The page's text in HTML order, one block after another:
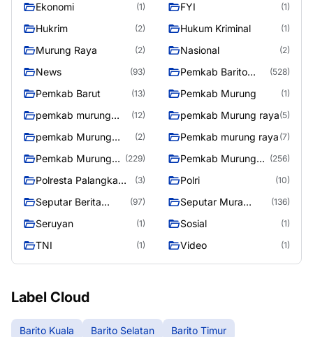
Ekonomi (1) FYI (1)
Hukrim (2) Hukum Kriminal (1)
Murung Raya (2) Nasional (2)
News (93)
Pemkab Barito
(528)
Pemkab Barut (13) Pemkab Murung (1)
pemkab murung
(12) pemkab Murung raya(5)
pemkab Murung
(2) Pemkab murung raya (7)
Pemkab Murung
(229)
Pemkab Murung
(256)
Polresta Palangka
(3) Polri (10)
Seputar Berita
(97)
Seputar Mura
(136)
Seruyan (1) Sosial (1)
TNI (1) Video (1)
Label Cloud
Barito Kuala Barito Selatan
Barito Timur